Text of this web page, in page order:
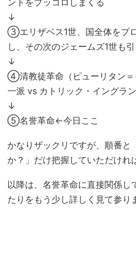
ントをブッコロしまくる
↓
③エリザベス1世、国全体をプ
し、その次のジェームズ1世も
↓
④清教徒革命（ピューリタン＝
一派 vs カトリック・イングラン
↓
⑤名誉革命←今日ここ
かなりザックリですが、順番と
か？」だけ把握していただけれ
以降は、名誉革命に直接関係
たりをもう少し詳しく見て参り